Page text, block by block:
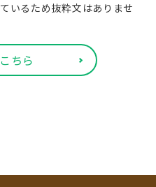
いるため抜粋文はありませ
ちら